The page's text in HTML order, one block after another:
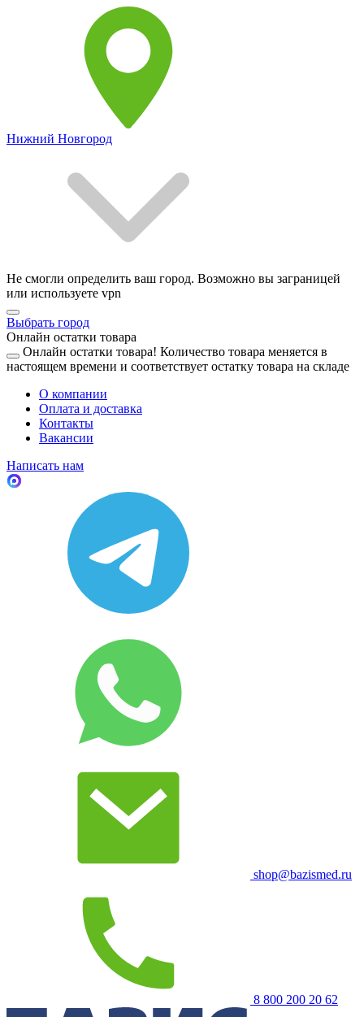
Нижний Новгород
Не смогли определить ваш город. Возможно вы заграницей
или используете vpn
Выбрать город
Онлайн остатки товара
Онлайн остатки товара! Количество товара меняется в
настоящем времени и соответствует остатку товара на складе
О компании
Оплата и доставка
Контакты
Вакансии
Написать нам
shop@bazismed.ru
8 800 200 20 62